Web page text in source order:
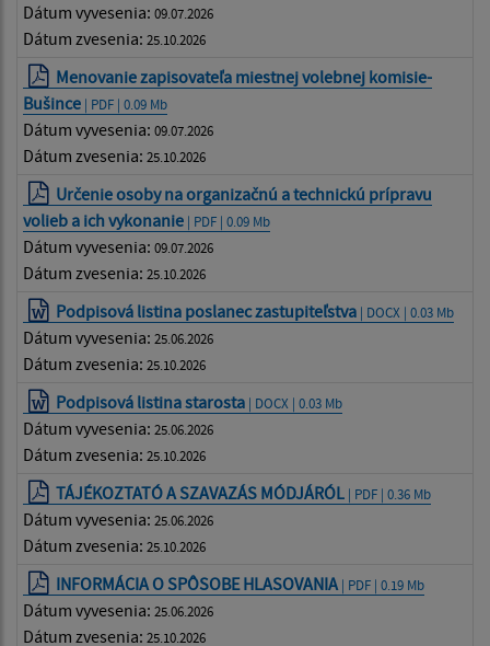
Dátum vyvesenia: 09.07.2026
Dátum zvesenia: 25.10.2026
Menovanie zapisovateľa miestnej volebnej komisie-
Bušince | PDF | 0.09 Mb
Dátum vyvesenia: 09.07.2026
Dátum zvesenia: 25.10.2026
Určenie osoby na organizačnú a technickú prípravu
volieb a ich vykonanie | PDF | 0.09 Mb
Dátum vyvesenia: 09.07.2026
Dátum zvesenia: 25.10.2026
Podpisová listina poslanec zastupiteľstva | DOCX | 0.03 Mb
Dátum vyvesenia: 25.06.2026
Dátum zvesenia: 25.10.2026
Podpisová listina starosta | DOCX | 0.03 Mb
Dátum vyvesenia: 25.06.2026
Dátum zvesenia: 25.10.2026
TÁJÉKOZTATÓ A SZAVAZÁS MÓDJÁRÓL | PDF | 0.36 Mb
Dátum vyvesenia: 25.06.2026
Dátum zvesenia: 25.10.2026
INFORMÁCIA O SPÔSOBE HLASOVANIA | PDF | 0.19 Mb
Dátum vyvesenia: 25.06.2026
Dátum zvesenia: 25.10.2026